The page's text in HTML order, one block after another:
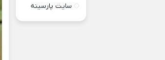
سایت پارسینه